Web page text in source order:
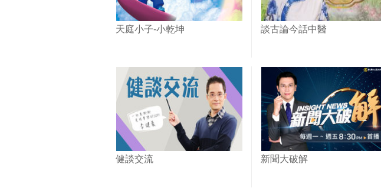
天庭小子-小乾坤 談古論今話中醫
健談交流 新聞大破解